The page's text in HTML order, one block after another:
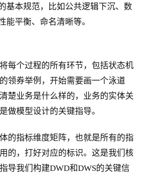
基本规范，比如公共逻辑下沉、数
能平衡、命名清晰等。
每个过程的所有环节，包括状态机
领券举例，开始需要画一个泳道
楚业务是什么样的，业务的实体关
做模型设计的关键指导。
的指标维度矩阵，也就是所有的指
的，打好对应的标识。这是我们核
导我们构建DWD和DWS的关键信